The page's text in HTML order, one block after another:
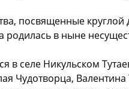
посвященные
родилась в ныне
в селе Никульском
Чудотворца,